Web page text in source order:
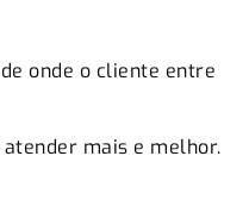
onde o cliente entre
mais e melhor.